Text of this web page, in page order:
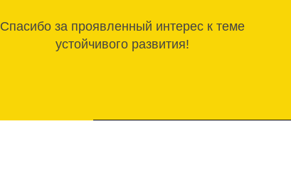
Спасибо за проявленный интерес к теме
устойчивого развития!